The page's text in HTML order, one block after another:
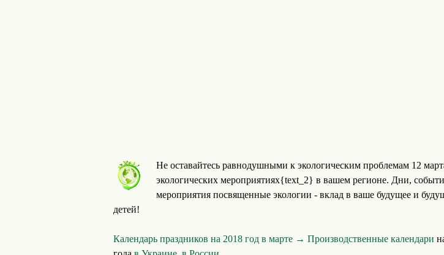
Не оставайтесь равнодушными к экологическим проблемам 12
экологических мероприятиях{text_2} в вашем регионе. Дни,
мероприятия посвященные экологии - вклад в ваше будущее и
детей!
Календарь праздников на 2018 год в марте → Производственные календари